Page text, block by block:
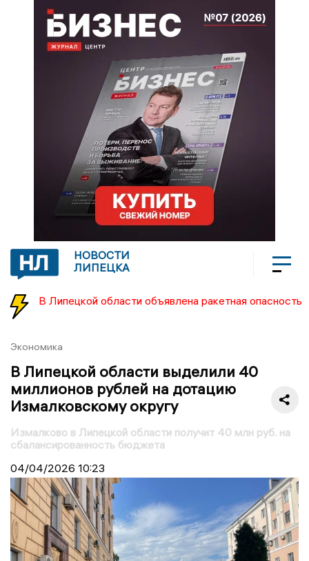
НОВОСТИ
ЛИПЕЦКА
В Липецкой области объявлена ракетная опасность
Экономика
В Липецкой области выделили 40
миллионов рублей на дотацию
Измалковскому округу
Измалково в Липецкой области получит 40 млн руб. на
сбалансированность бюджета
04/04/2026 10:23